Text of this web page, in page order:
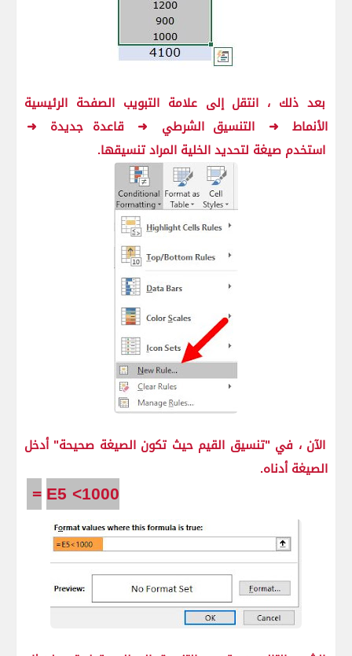
بعد ذلك ، انتقل إلى علامة التبويب الصفحة الرئيسية
الأنماط
➜ التنسيق الشرطي ➜ قاعدة جديدة
➜
استخدم صيغة لتحديد الخلية المراد تنسيقها.
الآن ، في "تنسيق القيم حيث تكون الصيغة صحيحة" أدخل
الصيغة أدناه.
=E5 <1000